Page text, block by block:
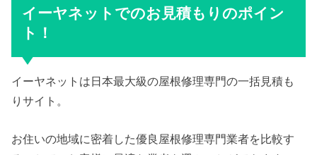
イーヤネットでのお見積もりのポイン
ト！
イーヤネットは日本最大級の屋根修理専門の一括見積も
りサイト。
お住いの地域に密着した優良屋根修理専門業者を比較す